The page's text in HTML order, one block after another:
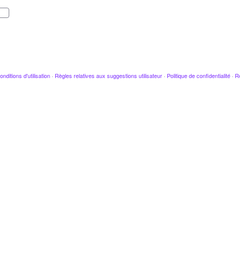
d'utilisation · Règles relatives aux suggestions utilisateur · Politique de confidentialité ·